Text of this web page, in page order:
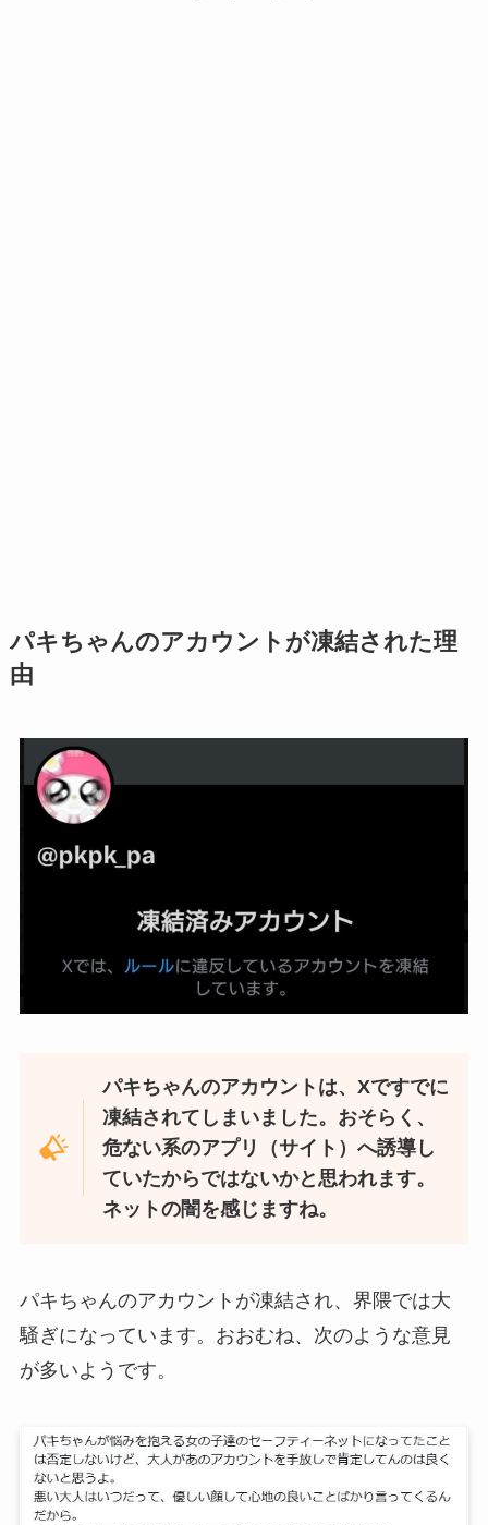
パキちゃんのアカウントが凍結された理
由
パキちゃんのアカウントは、Xですでに
凍結されてしまいました。おそらく、
危ない系のアプリ（サイト）へ誘導し
ていたからではないかと思われます。
ネットの闇を感じますね。
パキちゃんのアカウントが凍結され、界隈では大
騒ぎになっています。おおむね、次のような意見
が多いようです。